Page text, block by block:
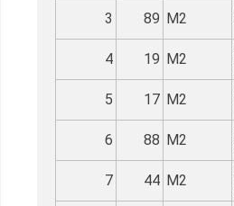
3
89 M2
4 19 M2
5 17 M2
6 88 M2
7 44 M2